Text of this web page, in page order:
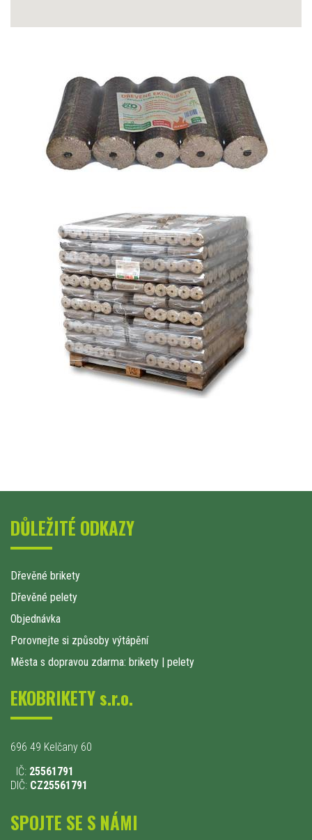
DŮLEŽITÉ ODKAZY
Dřevěné brikety
Dřevěné pelety
Objednávka
Porovnejte si způsoby výtápění
Města s dopravou zdarma: brikety | pelety
EKOBRIKETY s.r.o.
696 49 Kelčany 60
IČ: 25561791
DIČ: CZ25561791
SPOJTE SE S NÁMI